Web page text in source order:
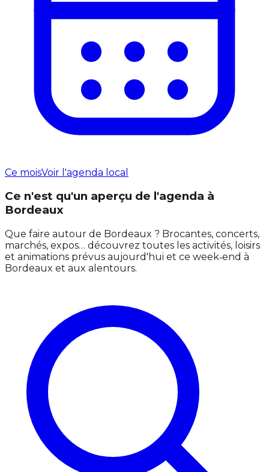
Ce moisVoir l'agenda local
Ce n'est qu'un aperçu de l'agenda à
Bordeaux
Que faire autour de Bordeaux ? Brocantes, concerts,
marchés, expos… découvrez toutes les activités, loisirs
et animations prévus aujourd'hui et ce week‑end à
Bordeaux et aux alentours.